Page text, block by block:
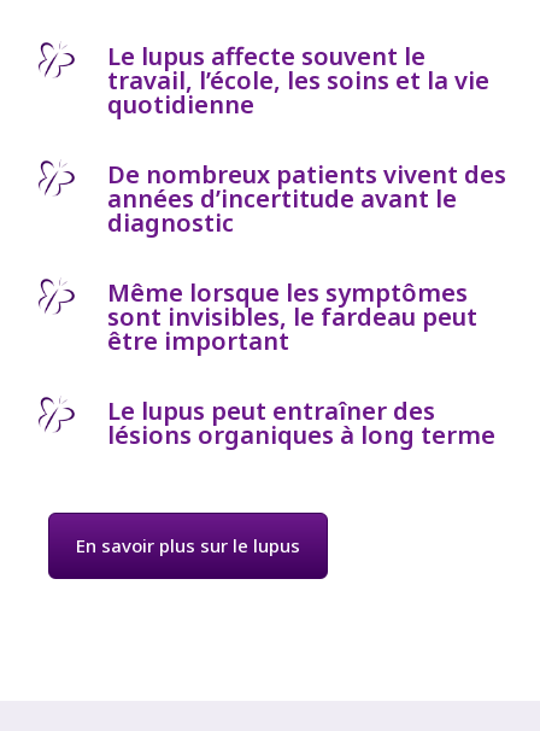
Le lupus affecte souvent le
travail, l’école, les soins et la vie
quotidienne
De nombreux patients vivent des
années d’incertitude avant le
diagnostic
Même lorsque les symptômes
sont invisibles, le fardeau peut
être important
Le lupus peut entraîner des
lésions organiques à long terme
En savoir plus sur le lupus